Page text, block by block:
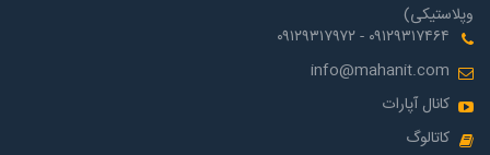
وپلاستیکی)
۰۹۱۲۹۳۱۷۴۶۴ - ۰۹۱۲۹۳۱۷۹۷۲
info@mahanit.com
کانال آپارات
کاتالوگ